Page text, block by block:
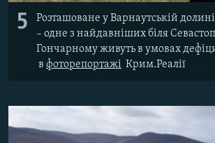
5
Розташоване у Варнаутській
–​ одне з найдавніших біля
Гончарному живуть в умовах
в фоторепортажі Крим.Реалії